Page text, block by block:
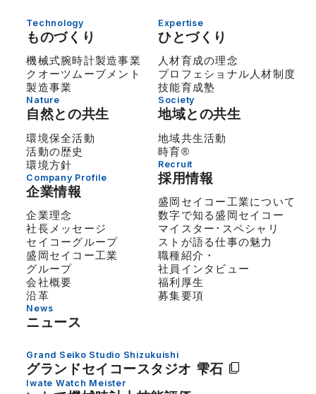
Technology
ものづくり
機械式腕時計製造事業
クオーツムーブメント
製造事業
Nature
自然との共生
環境保全活動
活動の歴史
環境方針
Company Profile
企業情報
企業理念
社長メッセージ
セイコーグループ
盛岡セイコー工業
グループ
会社概要
沿革
News
ニュース
Expertise
ひとづくり
人材育成の理念
プロフェショナル人材制度
技能育成塾
Society
地域との共生
地域共生活動
時育®
Recruit
採用情報
盛岡セイコー工業について
数字で知る盛岡セイコー
マイスター･スペシャリ
ストが語る仕事の魅力
職種紹介・
社員インタビュー
福利厚生
募集要項
Grand Seiko Studio Shizukuishi
グランドセイコースタジオ 雫石
Iwate Watch Meister